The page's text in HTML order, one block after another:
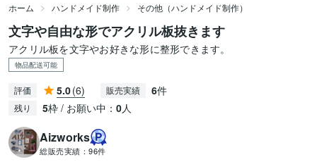
ホーム ハンドメイド制作 その他（ハンドメイド制作）
文字や自由な形でアクリル板抜きます
アクリル板を文字やお好きな形に整形できます。
物品配送可能
評価 5.0(6) 販売実績 6件
残り 5枠 / お願い中： 0人
Aizworks
総販売実績： 96件